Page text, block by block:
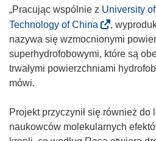
o
r
z
y
s
w
n
„Pracując wspólnie z University
Technology of China
o
d
n
n
i
,
nazywa się wzmocnionymi
superhydrofobowymi, które są
trwałymi powierzchniami
mówi.
Projekt przyczynił się również do
naukowców molekularnych